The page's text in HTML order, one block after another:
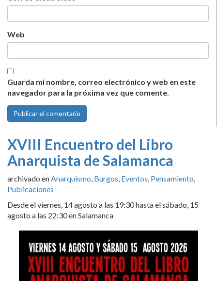
Web
Guarda mi nombre, correo electrónico y web en este
navegador para la próxima vez que comente.
XVIII Encuentro del Libro
Anarquista de Salamanca
archivado enAnarquismo, Burgos, Eventos, Pensamiento,
Publicaciones
Desde el viernes, 14 agosto a las 19:30 hasta el sábado, 15
agosto a las 22:30 en Salamanca